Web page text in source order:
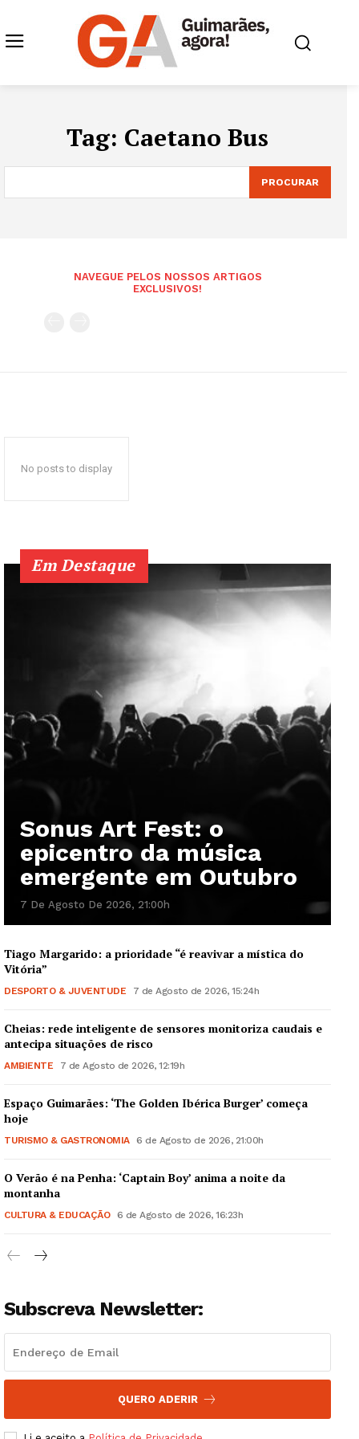
Guimarães, agora!
Institucional
Artigos
Edição Digital
Grande Entrevista
Tag: Caetano Bus
PROCURAR
NAVEGUE PELOS NOSSOS ARTIGOS
EXCLUSIVOS!
No posts to display
Em Destaque
Sonus Art Fest: o
epicentro da música
emergente em Outubro
7 De Agosto De 2026, 21:00h
Tiago Margarido: a prioridade “é reavivar a mística do
Vitória”
DESPORTO & JUVENTUDE 7 de Agosto de 2026, 15:24h
Cheias: rede inteligente de sensores monitoriza caudais e
antecipa situações de risco
AMBIENTE 7 de Agosto de 2026, 12:19h
Espaço Guimarães: ‘The Golden Ibérica Burger’ começa
hoje
TURISMO & GASTRONOMIA 6 de Agosto de 2026, 21:00h
O Verão é na Penha: ‘Captain Boy’ anima a noite da
montanha
CULTURA & EDUCAÇÃO 6 de Agosto de 2026, 16:23h
Subscreva Newsletter:
QUERO ADERIR